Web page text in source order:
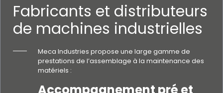
Fabricants et distributeurs
de machines industrielles
Meca Industries propose une large gamme de
prestations de l’assemblage à la maintenance des
matériels :
Accompagnement pré et